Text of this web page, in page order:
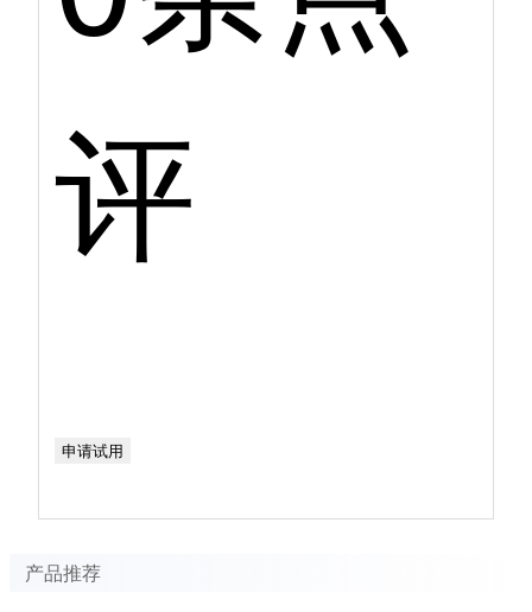
评
申请试用
产品推荐